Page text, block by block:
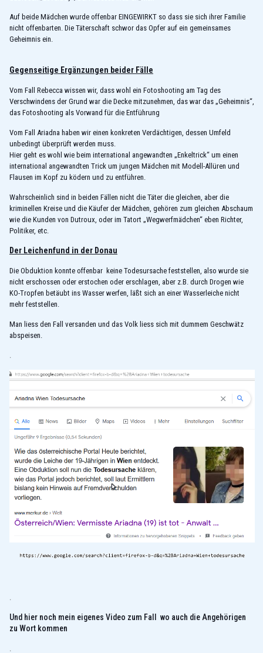
Auf beide Mädchen wurde offenbar EINGEWIRKT so dass sie sich ihrer Familie
nicht offenbarten. Die Täterschaft schwor das Opfer auf ein gemeinsames
Geheimnis ein.
Gegenseitige Ergänzungen beider Fälle
Vom Fall Rebecca wissen wir, dass wohl ein Fotoshooting am Tag des
Verschwindens der Grund war die Decke mitzunehmen, das war das „Geheimnis“,
das Fotoshooting als Vorwand für die Entführung
Vom Fall Ariadna haben wir einen konkreten Verdächtigen, dessen Umfeld
unbedingt überprüft werden muss.
Hier geht es wohl wie beim international angewandten „Enkeltrick“ um einen
international angewandten Trick um jungen Mädchen mit Modell-Allüren und
Flausen im Kopf zu ködern und zu entführen.
Wahrscheinlich sind in beiden Fällen nicht die Täter die gleichen, aber die
kriminellen Kreise und die Käufer der Mädchen, gehören zum gleichen Abschaum
wie die Kunden von Dutroux, oder im Tatort „Wegwerfmädchen“ eben Richter,
Politiker, etc.
Der Leichenfund in der Donau
Die Obduktion konnte offenbar keine Todesursache feststellen, also wurde sie
nicht erschossen oder erstochen oder erschlagen, aber z.B. durch Drogen wie
KO-Tropfen betäubt ins Wasser werfen, läßt sich an einer Wasserleiche nicht
mehr feststellen.
Man liess den Fall versanden und das Volk liess sich mit dummem Geschwätz
abspeisen.
.
.
Und hier noch mein eigenes Video zum Fall wo auch die Angehörigen
zu Wort kommen
.